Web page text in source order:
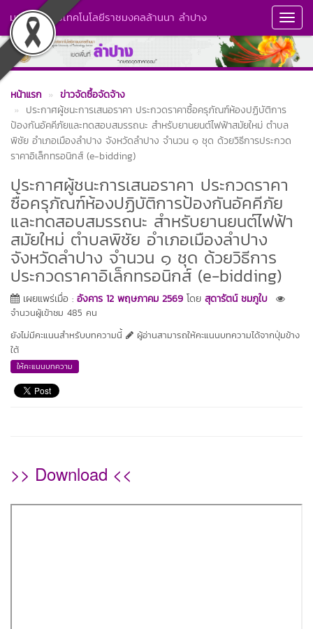
มหาวิทยาลัยเทคโนโลยีราชมงคลล้านนา ลำปาง
หน้าแรก
ข่าวจัดซื้อจัดจ้าง
ประกาศผู้ชนะการเสนอราคา ประกวดราคาซื้อครุภัณฑ์ห้องปฏิบัติการ
ป้องกันอัคคีภัยและทดสอบสมรรถนะ สำหรับยานยนต์ไฟฟ้าสมัยใหม่ ตำบล
พิชัย อำเภอเมืองลำปาง จังหวัดลำปาง จำนวน ๑ ชุด ด้วยวิธีการประกวด
ราคาอิเล็กทรอนิกส์ (e-bidding)
ประกาศผู้ชนะการเสนอราคา ประกวดราคา
ซื้อครุภัณฑ์ห้องปฏิบัติการป้องกันอัคคีภัย
และทดสอบสมรรถนะ สำหรับยานยนต์ไฟฟ้า
สมัยใหม่ ตำบลพิชัย อำเภอเมืองลำปาง
จังหวัดลำปาง จำนวน ๑ ชุด ด้วยวิธีการ
ประกวดราคาอิเล็กทรอนิกส์ (e-bidding)
เผยแพร่เมื่อ : อังคาร 12 พฤษภาคม 2569 โดย สุดารัตน์ ชมภูใบ
จำนวนผู้เข้าชม 485 คน
ยังไม่มีคะแนนสำหรับบทความนี้
ผู้อ่านสามารถให้คะแนนบทความได้จากปุ่มข้าง
ใต้
ให้คะแนนบทความ
>> Download <<